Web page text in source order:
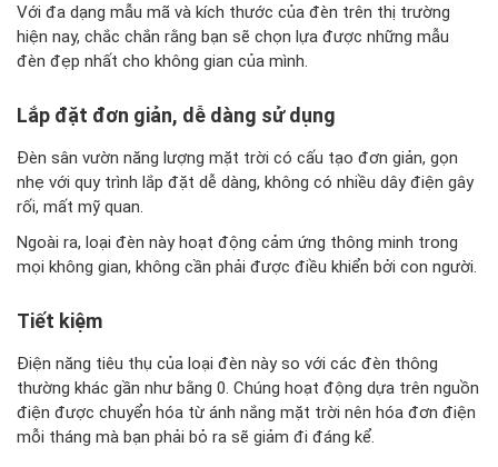
Với đa dạng mẫu mã và kích thước của đèn trên thị trường
hiện nay, chắc chắn rằng bạn sẽ chọn lựa được những mẫu
đèn đẹp nhất cho không gian của mình.
Lắp đặt đơn giản, dễ dàng sử dụng
Đèn sân vườn năng lượng mặt trời có cấu tạo đơn giản, gọn
nhẹ với quy trình lắp đặt dễ dàng, không có nhiều dây điện gây
rối, mất mỹ quan.
Ngoài ra, loại đèn này hoạt động cảm ứng thông minh trong
mọi không gian, không cần phải được điều khiển bởi con người.
Tiết kiệm
Điện năng tiêu thụ của loại đèn này so với các đèn thông
thường khác gần như bằng 0. Chúng hoạt động dựa trên nguồn
điện được chuyển hóa từ ánh nắng mặt trời nên hóa đơn điện
mỗi tháng mà bạn phải bỏ ra sẽ giảm đi đáng kể.